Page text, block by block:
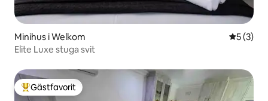
Minihus i Welkom 5 av 5 i
5 (3)
Elite Luxe stuga svit
Populär gästfavorit
Gästfavorit